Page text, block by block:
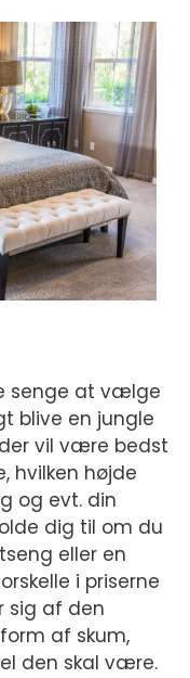
senge at vælge
blive en jungle
vil være bedst
hvilken højde
og evt. din
dig til om du
eller en
i priserne
sig af den
af skum,
den skal være.